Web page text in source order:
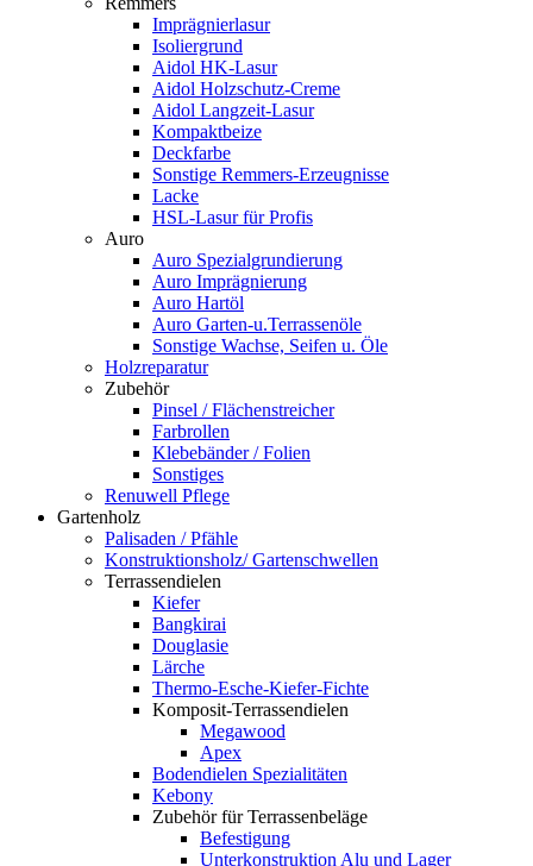
Imprägnierlasur
Isoliergrund
Aidol HK-Lasur
Aidol Holzschutz-Creme
Aidol Langzeit-Lasur
Kompaktbeize
Deckfarbe
Sonstige Remmers-Erzeugnisse
Lacke
HSL-Lasur für Profis
Auro
Auro Spezialgrundierung
Auro Imprägnierung
Auro Hartöl
Auro Garten-u.Terrassenöle
Sonstige Wachse, Seifen u. Öle
Holzreparatur
Zubehör
Pinsel / Flächenstreicher
Farbrollen
Klebebänder / Folien
Sonstiges
Renuwell Pflege
Gartenholz
Palisaden / Pfähle
Konstruktionsholz/ Gartenschwellen
Terrassendielen
Kiefer
Bangkirai
Douglasie
Lärche
Thermo-Esche-Kiefer-Fichte
Komposit-Terrassendielen
Megawood
Apex
Bodendielen Spezialitäten
Kebony
Zubehör für Terrassenbeläge
Befestigung
Unterkonstruktion Alu und Lager